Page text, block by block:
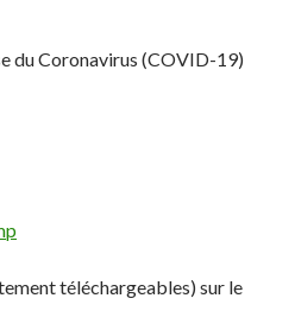
du Coronavirus (COVID-19)
téléchargeables) sur le